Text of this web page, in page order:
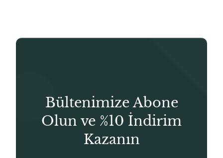
Bültenimize Abone
Olun ve %10 İndirim
Kazanın